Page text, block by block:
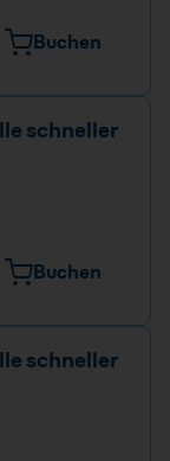
Buchen
schneller
Buchen
schneller